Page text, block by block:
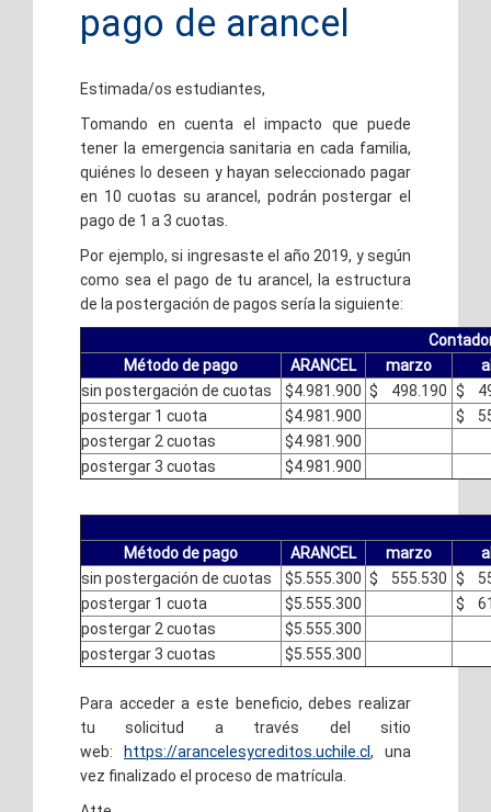
pago de arancel
Estimada/os estudiantes,
Tomando en cuenta el impacto que puede
tener la emergencia sanitaria en cada familia,
quiénes lo deseen y hayan seleccionado pagar
en 10 cuotas su arancel, podránpostergar el
pago de 1 a 3 cuotas.
Por ejemplo, si ingresaste el año 2019, y según
como sea el pago de tu arancel, la estructura
de la postergación de pagos sería la siguiente:
Método de pago
ARANCEL marzo
sin postergación de cuotas
$4.981.900 $ 498.190 $
postergar 1 cuota
$4.981.900
$
postergar 2 cuotas
$4.981.900
postergar 3 cuotas
$4.981.900
Método de pago ARANCEL marzo
sin postergación de cuotas
$5.555.300 $ 555.530 $
postergar 1 cuota
$5.555.300
$
postergar 2 cuotas
$5.555.300
postergar 3 cuotas
$5.555.300
Para acceder a este beneficio, debes realizar
tu solicitud a través del sitio
web:
https://arancelesycreditos.uchile.cl, una
vez finalizado el proceso de matrícula.